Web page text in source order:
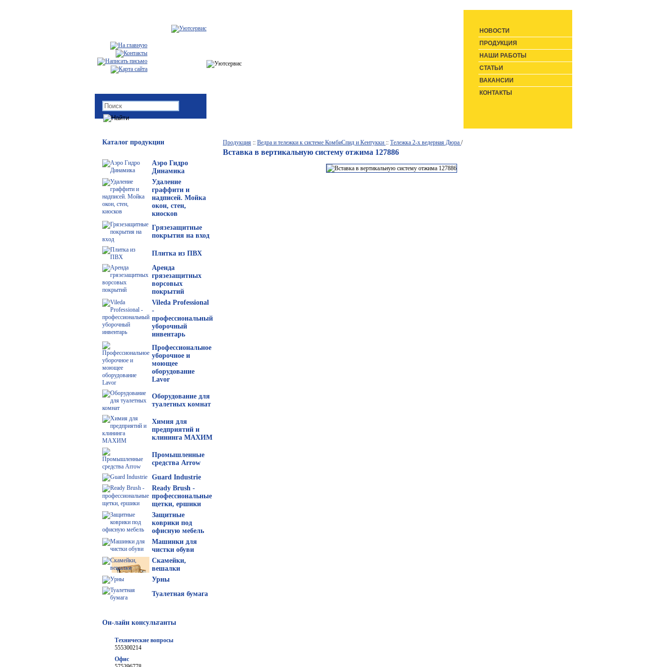
НОВОСТИ
ПРОДУКЦИЯ
НАШИ РАБОТЫ
СТАТЬИ
ВАКАНСИИ
КОНТАКТЫ
Каталог продукции
Аэро Гидро
Динамика
Удаление
граффити и
надписей. Мойка
окон, стен,
киосков
Грязезащитные
покрытия на вход
Плитка из ПВХ
Аренда
грязезащитных
ворсовых
покрытий
Vileda Professional
-
профессиональный
уборочный
инвентарь
Профессиональное
уборочное и
моющее
оборудование
Lavor
Оборудование для
туалетных комнат
Химия для
предприятий и
клининга МАХИМ
Промышленные
средства Arrow
Guard Industrie
Ready Brush -
профессиональные
щетки, ершики
Защитные
коврики под
офисную мебель
Машинки для
чистки обуви
Скамейки,
вешалки
Урны
Туалетная бумага
Он-лайн консультанты
Технические вопросы
555300214
Офис
Продукция :: Ведра и тележки к системе КомбиСпид и Кентукки :: Тележка 2-х ведерная Дюра /
Вставка в вертикальную систему отжима 127886